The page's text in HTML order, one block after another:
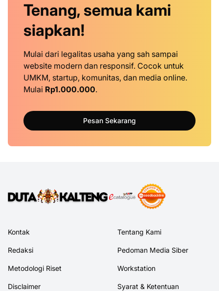
Tenang, semua kami
siapkan!
Mulai dari legalitas usaha yang sah sampai
website modern dan responsif. Cocok untuk
UMKM, startup, komunitas, dan media online.
Mulai Rp1.000.000.
Pesan Sekarang
Kontak Tentang Kami
Redaksi Pedoman Media Siber
Metodologi Riset Workstation
Disclaimer Syarat & Ketentuan